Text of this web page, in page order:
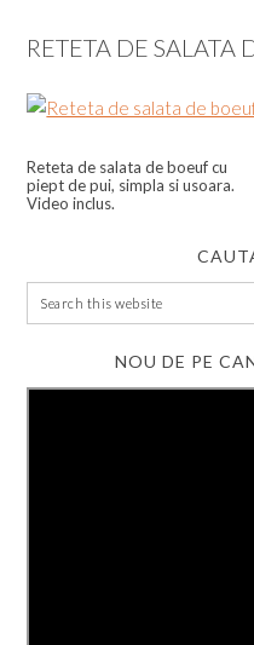
RETETA DE SALATA
Reteta de salata de boeuf cu
piept de pui, simpla si usoara.
Video inclus.
NOU DE PE